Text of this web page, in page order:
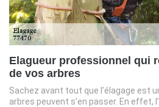
Elagueur professionnel qui
de vos arbres
Sachez avant tout que l’élagage est
arbres peuvent s’en passer. En effet,